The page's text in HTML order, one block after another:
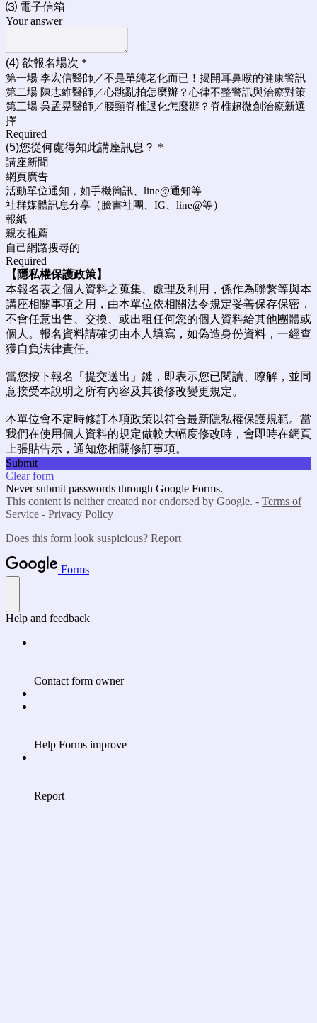
⑶ 電子信箱
Your answer
(4) 欲報名場次 *
第一場 李宏信醫師／不是單純老化而已！揭開耳鼻喉的健康警訊
第二場 陳志維醫師／心跳亂拍怎麼辦？心律不整警訊與治療對策
第三場 吳孟晃醫師／腰頸脊椎退化怎麼辦？脊椎超微創治療新選
擇
Required
(5)您從何處得知此講座訊息？ *
講座新聞
網頁廣告
活動單位通知，如手機簡訊、line@通知等
社群媒體訊息分享（臉書社團、IG、line@等）
報紙
親友推薦
自己網路搜尋的
Required
【隱私權保護政策】
本報名表之個人資料之蒐集、處理及利用，係作為聯繫等與本
講座相關事項之用，由本單位依相關法令規定妥善保存保密，
不會任意出售、交換、或出租任何您的個人資料給其他團體或
個人。報名資料請確切由本人填寫，如偽造身份資料，一經查
獲自負法律責任。
當您按下報名「提交送出」鍵，即表示您已閱讀、瞭解，並同
意接受本說明之所有內容及其後修改變更規定。
本單位會不定時修訂本項政策以符合最新隱私權保護規範。當
我們在使用個人資料的規定做較大幅度修改時，會即時在網頁
上張貼告示，通知您相關修訂事項。
Submit
Clear form
Never submit passwords through Google Forms.
This content is neither created nor endorsed by Google. - Terms of
Service - Privacy Policy
Does this form look suspicious? Report
Forms
Help and feedback
Contact form owner
Help Forms improve
Report